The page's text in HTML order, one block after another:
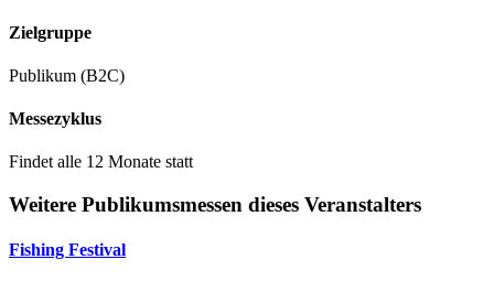
Zielgruppe
Publikum (B2C)
Messezyklus
Findet alle 12 Monate statt
Weitere Publikumsmessen dieses Veranstalters
Fishing Festival